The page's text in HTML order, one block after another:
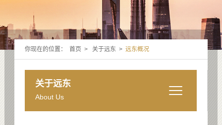
你现在的位置： 首页 > 关于远东 > 远东概况
关于远东
About Us